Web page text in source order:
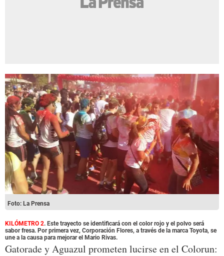
Foto: La Prensa
KILÓMETRO 2. Este trayecto se identificará con el color rojo y el polvo será
sabor fresa. Por primera vez, Corporación Flores, a través de la marca Toyota, se
une a la causa para mejorar el Mario Rivas.
Gatorade y Aguazul prometen lucirse en el Colorun: